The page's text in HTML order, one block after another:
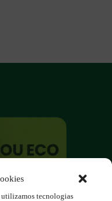
utilizamos tecnologias